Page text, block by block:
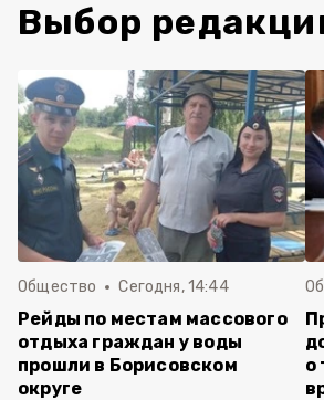
Выбор
Общество Сегодня, 14:44
Рейды по местам массового
отдыха граждан у воды
прошли в Борисовском
округе
о